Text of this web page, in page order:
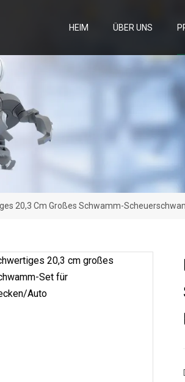
HEIM ÜBER UNS
20,3 Cm Großes Schwamm-